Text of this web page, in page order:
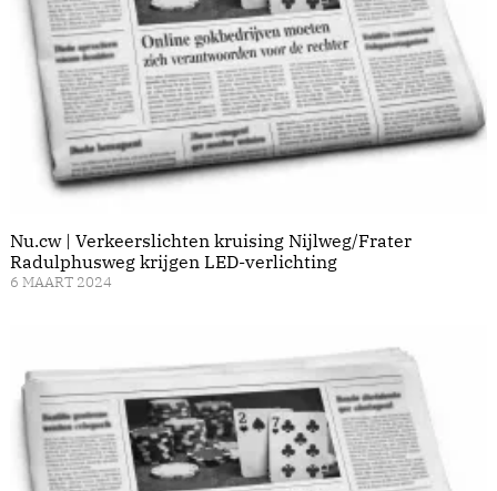
Nu.cw | Verkeerslichten kruising Nijlweg/Frater
Radulphusweg krijgen LED-verlichting
6 MAART 2024